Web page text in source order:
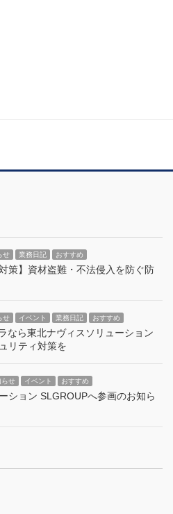
せ 業務日記 おすすめ
策】資材盗難・不法侵入を防ぐ防
せ イベント 業務日記 おすすめ
なら東北ナヴィスソリューション
リティ対策を
らせ イベント おすすめ
ション SLGROUPへ参画のお知ら